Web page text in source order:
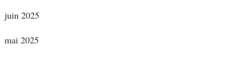
juin 2025
mai 2025